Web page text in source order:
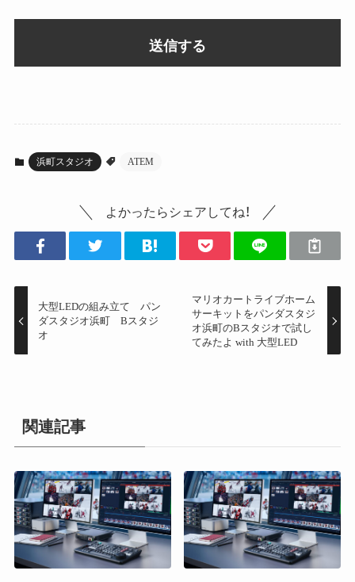
浜町スタジオ ATEM
よかったらシェアしてね！
大型LEDの組み立て パン
ダスタジオ浜町 Bスタジ
オ
マリオカートライブホーム
サーキットをパンダスタジ
オ浜町のBスタジオで試し
てみたよ with 大型LED
関連記事